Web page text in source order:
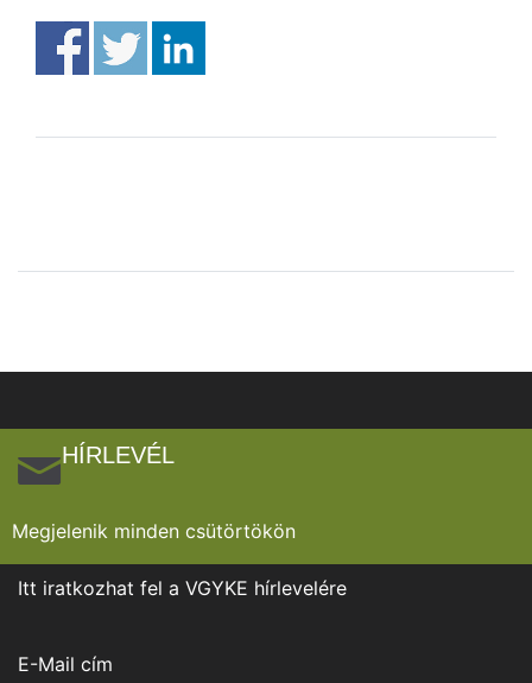
HÍRLEVÉL
Megjelenik minden csütörtökön
Itt iratkozhat fel a VGYKE hírlevelére
E-Mail cím